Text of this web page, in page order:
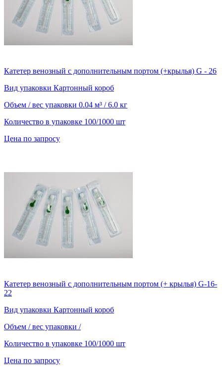
Катетер венозный с дополнительным портом (+крылья) G - 26
Вид упаковки Картонный короб
Объем / вес упаковки 0.04 м³ / 6.0 кг
Количество в упаковке 100/1000 шт
Цена по запросу
Катетер венозный с дополнительным портом (+ крылья) G-16-
22
Вид упаковки Картонный короб
Объем / вес упаковки /
Количество в упаковке 100/1000 шт
Цена по запросу